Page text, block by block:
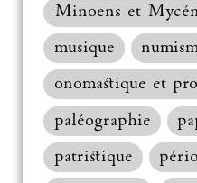
Minoens et
musique
onomastique et
paléographie
patristique